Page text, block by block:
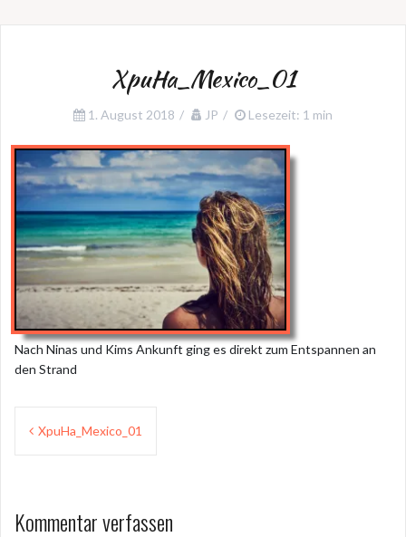
XpuHa_Mexico_01
1. August 2018 JP Lesezeit: 1 min
Nach Ninas und Kims Ankunft ging es direkt zum Entspannen an
den Strand
Beitragsnavigation
XpuHa_Mexico_01
Kommentar verfassen